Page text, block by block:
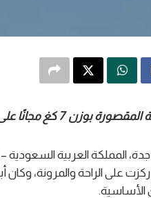
المقصورة بوزن7 ك غ مجانًا
جدة، المملكة العربية
الأساسية.